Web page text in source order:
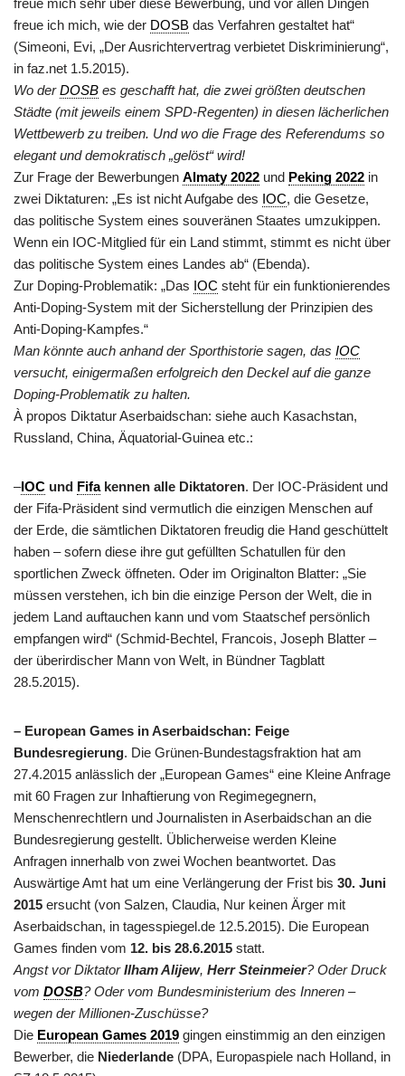
freue mich sehr über diese Bewerbung, und vor allen Dingen
freue ich mich, wie der DOSB das Verfahren gestaltet hat“
(Simeoni, Evi, „Der Ausrichtervertrag verbietet Diskriminierung“,
in faz.net 1.5.2015).
Wo derDOSB es geschafft hat, die zwei größten deutschen
Städte (mit jeweils einem SPD-Regenten) in diesen lächerlichen
Wettbewerb zu treiben. Und wo die Frage des Referendums so
elegant und demokratisch „gelöst“ wird!
Zur Frage der Bewerbungen Almaty 2022 und Peking 2022 in
zwei Diktaturen: „Es ist nicht Aufgabe des IOC, die Gesetze,
das politische System eines souveränen Staates umzukippen.
Wenn ein IOC-Mitglied für ein Land stimmt, stimmt es nicht über
das politische System eines Landes ab“ (Ebenda).
Zur Doping-Problematik: „Das IOC steht für ein funktionierendes
Anti-Doping-System mit der Sicherstellung der Prinzipien des
Anti-Doping-Kampfes.“
Man könnte auch anhand der Sporthistorie sagen, das IOC
versucht, einigermaßen erfolgreich den Deckel auf die ganze
Doping-Problematik zu halten.
À propos Diktatur Aserbaidschan: siehe auch Kasachstan,
Russland, China, Äquatorial-Guinea etc.:
–IOC und Fifakennen alle Diktatoren. Der IOC-Präsident und
der Fifa-Präsident sind vermutlich die einzigen Menschen auf
der Erde, die sämtlichen Diktatoren freudig die Hand geschüttelt
haben – sofern diese ihre gut gefüllten Schatullen für den
sportlichen Zweck öffneten. Oder im Originalton Blatter: „Sie
müssen verstehen, ich bin die einzige Person der Welt, die in
jedem Land auftauchen kann und vom Staatschef persönlich
empfangen wird“ (Schmid-Bechtel, Francois, Joseph Blatter –
der überirdischer Mann von Welt, in Bündner Tagblatt
28.5.2015).
– European Games in Aserbaidschan: Feige
Bundesregierung. Die Grünen-Bundestagsfraktion hat am
27.4.2015 anlässlich der „European Games“ eine Kleine Anfrage
mit 60 Fragen zur Inhaftierung von Regimegegnern,
Menschenrechtlern und Journalisten in Aserbaidschan an die
Bundesregierung gestellt. Üblicherweise werden Kleine
Anfragen innerhalb von zwei Wochen beantwortet. Das
Auswärtige Amt hat um eine Verlängerung der Frist bis 30. Juni
2015 ersucht (von Salzen, Claudia, Nur keinen Ärger mit
Aserbaidschan, in tagesspiegel.de 12.5.2015). Die European
Games finden vom 12. bis 28.6.2015 statt.
Angst vor DiktatorIlham Alijew, Herr Steinmeier? Oder Druck
vom DOSB? Oder vom Bundesministerium des Inneren –
wegen der Millionen-Zuschüsse?
Die European Games 2019 gingen einstimmig an den einzigen
Bewerber, die Niederlande (DPA, Europaspiele nach Holland, in